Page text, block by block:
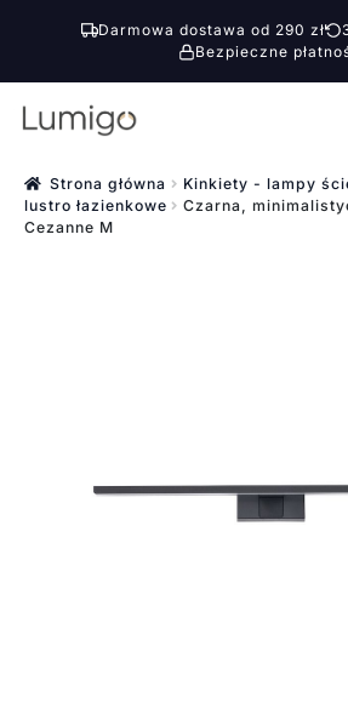
Darmowa dostawa od 290 zł
Bezpieczne
Przejdź
nawigacji
Przejdź
treści Strona główna Kinkiety - lampy
lustro łazienkowe
Czarna,
Cezanne M